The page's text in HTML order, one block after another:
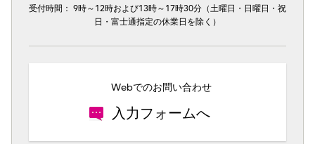
受付時間： 9時～12時および13時～17時30分（土曜日・日曜日・祝
日・富士通指定の休業日を除く）
Webでのお問い合わせ
入力フォームへ